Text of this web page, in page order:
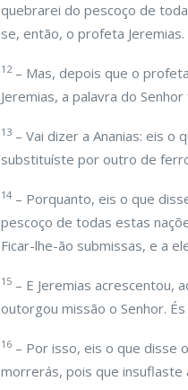
quebrarei do pescoço de
se, então, o profeta Jeremias.
12– Mas, depois que o
Jeremias, a palavra do
13 – Vai dizer a Ananias: eis o
substituíste por outro de
14 – Porquanto, eis o que
pescoço de todas estas
Ficar-lhe-ão submissas, e a
15 – E Jeremias acrescentou,
outorgou missão o Senhor.
16 – Por isso, eis o que disse
morrerás, pois que insuflaste